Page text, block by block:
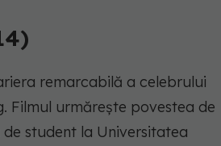
remarcabilă a celebrului
Filmul urmărește povestea de
student la Universitatea